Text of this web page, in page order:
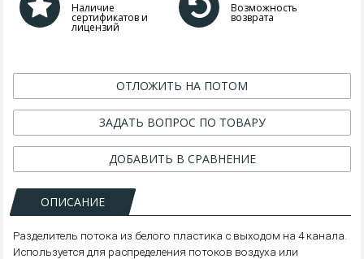
Наличие
сертификатов и
лицензий
Возможность
возврата
ОТЛОЖИТЬ НА ПОТОМ
ЗАДАТЬ ВОПРОС ПО ТОВАРУ
ДОБАВИТЬ В СРАВНЕНИЕ
ОПИСАНИЕ
Разделитель потока из белого пластика с выходом на 4 канала.
Используется для распределения потоков воздуха или